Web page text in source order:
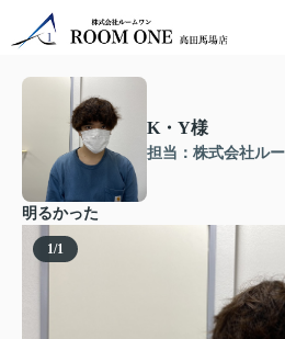
K・Y様
担当：株式会社ル
明るかった
1/1